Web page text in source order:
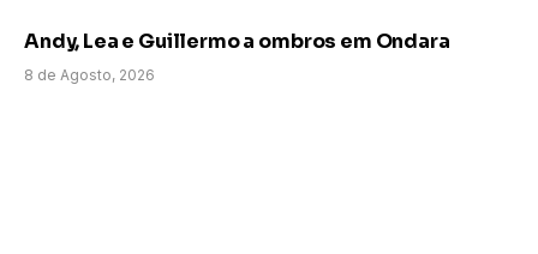
Andy, Lea e Guillermo a ombros em Ondara
8 de Agosto, 2026